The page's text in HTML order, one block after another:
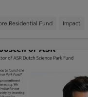
Residential Fund Impact